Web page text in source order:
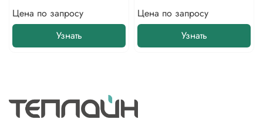
Цена по запросу
Узнать
Цена по запросу
Узнать